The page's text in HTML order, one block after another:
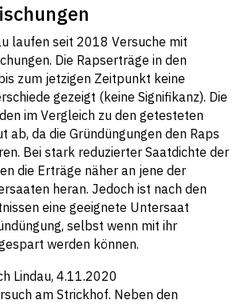
laufen seit 2018 Versuche mit
Die Rapserträge in den
zum jetzigen Zeitpunkt keine
gezeigt (keine Signifikanz). Die
im Vergleich zu den getesteten
ab, da die Gründüngungen den Raps
Bei stark reduzierter Saatdichte der
die Erträge näher an jene der
heran. Jedoch ist nach den
eine geeignete Untersaat
selbst wenn mit ihr
werden können.
am Strickhof. Neben den